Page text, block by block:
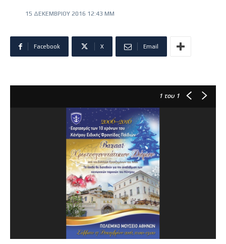
15 ΔΕΚΕΜΒΡΊΟΥ 2016 12:43 ΜΜ
Facebook X Email
1 του 1